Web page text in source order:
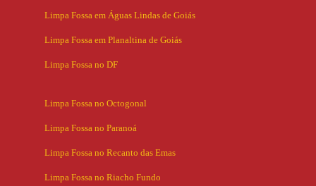
Limpa Fossa em Águas Lindas de Goiás
Limpa Fossa em Planaltina de Goiás
Limpa Fossa no DF
Limpa Fossa no Octogonal
Limpa Fossa no Paranoá
Limpa Fossa no Recanto das Emas
Limpa Fossa no Riacho Fundo